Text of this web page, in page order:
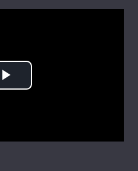
Погода
Play